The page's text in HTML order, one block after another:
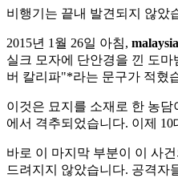
비행기는 끝내 발견되지 않았
2015년 1월 26일 아침,
실크 모자에 단안경을 낀 도
버 칼리파"*라는 문구가 적혔
이것은 묘지를 소재로 한 농
에서 격추되었습니다. 이제
바로 이 마지막 부분이 이 사
드려지지 않았습니다. 공격자